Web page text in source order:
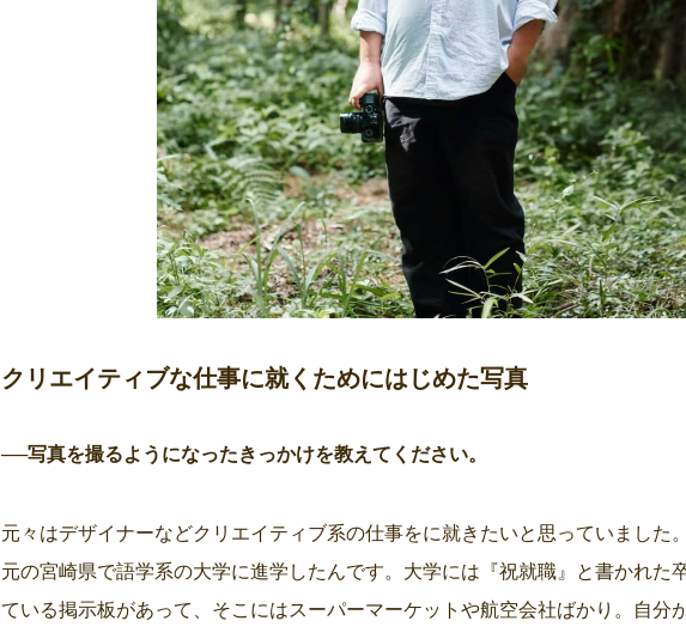
クリエイティブな仕事に就くためにはじめた写真
──写真を撮るようになったきっかけを教えてください。
元々はデザイナーなどクリエイティブ系の仕事をに就きたいと思っていました
元の宮崎県で語学系の大学に進学したんです。大学には『祝就職』と書かれた
ている掲示板があって、そこにはスーパーマーケットや航空会社ばかり。自分